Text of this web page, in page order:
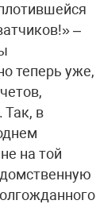
–
теперь уже,
в
на той